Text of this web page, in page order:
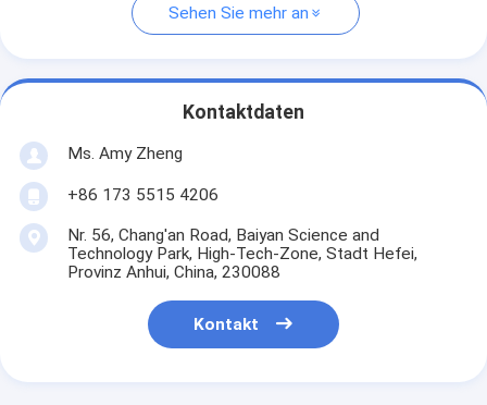
Sehen Sie mehr an
Kontaktdaten
Ms. Amy Zheng
+86 173 5515 4206
Nr. 56, Chang'an Road, Baiyan Science and
Technology Park, High-Tech-Zone, Stadt Hefei,
Provinz Anhui, China, 230088
Kontakt